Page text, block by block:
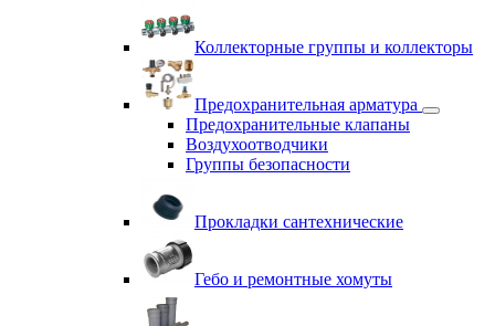
Коллекторные группы и коллекторы
Предохранительная арматура
Предохранительные клапаны
Воздухоотводчики
Группы безопасности
Прокладки сантехнические
Гебо и ремонтные хомуты